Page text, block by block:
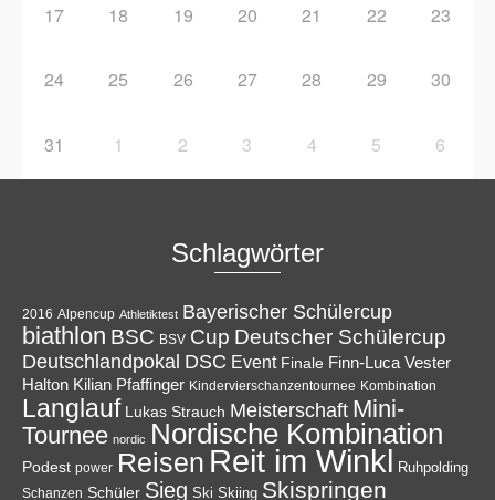
17 18 19 20 21 22 23
24 25 26 27 28 29 30
31 1 2 3 4 5 6
Schlagwörter
2016 Alpencup Athletiktest Bayerischer Schülercup
biathlon BSC BSV Cup Deutscher Schülercup
Deutschlandpokal DSC Event Finale Finn-Luca Vester
Halton Kilian Pfaffinger Kindervierschanzentournee Kombination
Langlauf Lukas Strauch Meisterschaft Mini-
Tournee nordic Nordische Kombination
Podest power Reisen Reit im Winkl Ruhpolding
Schanzen Schüler Sieg Ski Skiing Skispringen